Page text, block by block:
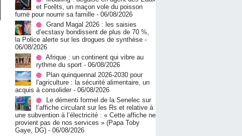
et Forêts, un maçon vole du poisson
fumé pour nourrir sa famille - 06/08/2026
Grand Magal 2026 : les saisies
d’ecstasy bondissent de plus de 70 %,
la Police alerte sur les drogues de synthèse -
06/08/2026
Afrique : un continent qui vibre au
rythme du sport - 06/08/2026
Plan quinquennal 2026-2030 pour
l'agriculture : la sécurité alimentaire, un
acquis à consolider - 06/08/2026
Le démenti formel de la Senelec sur
l’affiche circulant sur les Rs et relative à
une subvention à l’électricité : « Cette affiche ne
provient pas de nos services » (Papa Toby
Gaye, DG) - 06/08/2026